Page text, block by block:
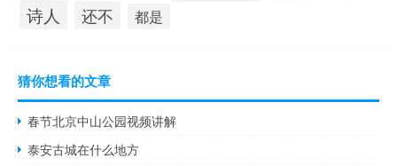
诗人 还不 都是
猜你想看的文章
春节北京中山公园视频讲解
泰安古城在什么地方